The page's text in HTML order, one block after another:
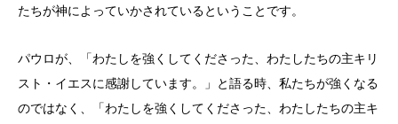
たちが神によっていかされているということです。
パウロが、「わたしを強くしてくださった、わたしたちの主キリ
スト・イエスに感謝しています。」と語る時、私たちが強くなる
のではなく、「わたしを強くしてくださった、わたしたちの主キ